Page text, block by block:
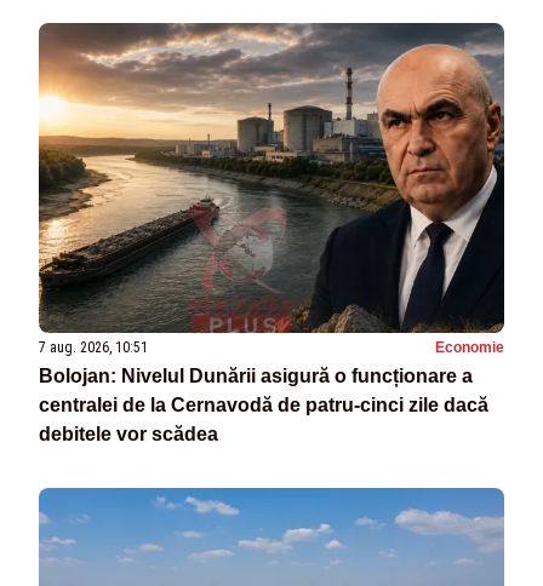
7 aug. 2026, 10:51 Economie
Bolojan: Nivelul Dunării asigură o funcționare a
centralei de la Cernavodă de patru-cinci zile dacă
debitele vor scădea